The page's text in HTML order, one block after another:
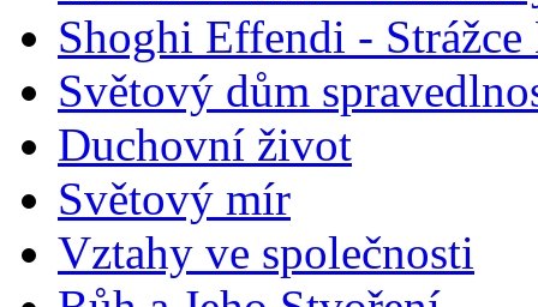
Shoghi Effendi -
Světový dům
Duchovní život
Světový mír
Vztahy ve společnosti